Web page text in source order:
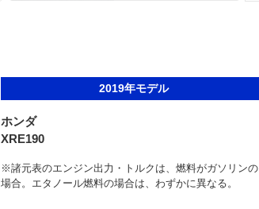
2019年モデル
ホンダ
XRE190
※諸元表のエンジン出力・トルクは、燃料がガソリンの
場合。エタノール燃料の場合は、わずかに異なる。